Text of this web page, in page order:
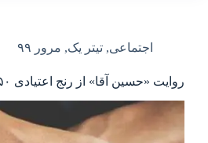
اجتماعی, تیتر یک, مرور ۹۹
روایت «حسین آقا» از رنج اعتیادی ۵۰ ساله